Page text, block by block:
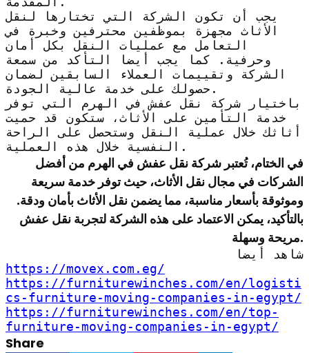
يجب أن تكون الشركة التي تختارها لنقل
الأثاث مجهزة بموظفين محترفين وخبرة في
التعامل مع عمليات النقل بكل أمان
وحرفية. كما يجب أيضا التأكد من سمعة
الشركة وتقييمات العملاء السابقين لضمان
حصولك على خدمة عالية الجودة.
باختيار شركة نقل عفش في الهرم التي توفر
خدمة التأمين على الأثاث، ستكون قد حميت
أثاثك خلال عملية النقل وستحصل على الراحة
النفسية خلال هذه العملية.
في الختام، تُعتبر شركة نقل عفش في الهرم من أفضل
الشركات في مجال نقل الأثاث، حيث توفر خدمة سريعة
وموثوقة بأسعار مناسبة، مما يضمن نقل الأثاث بأمان ودقة.
بالتأكيد، يمكن الاعتماد على هذه الشركة لتجربة نقل عفش
مريحة وسهلة.
شاهد أيضا
https://movex.com.eg/
https://furniturewinches.com/en/logisti
cs-furniture-moving-companies-in-egypt/
https://furniturewinches.com/en/top-
furniture-moving-companies-in-egypt/
Share